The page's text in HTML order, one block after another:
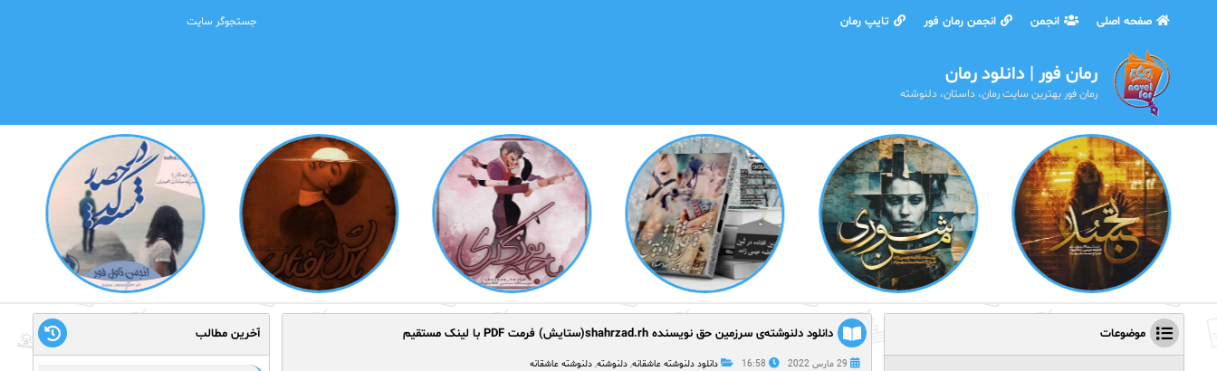
صفحه اصلی انجمن انجمن رمان فور تایپ رمان
رمان فور | دانلود رمان
رمان فور بهترین سایت رمان، داستان، دلنوشته
دانلود دلنوشته‌ی سرزمین حق نویسنده shahrzad.rh(ستایش) فرمت PDF با لینک مستقیم
29 مارس 2022 16:58 دانلود دلنوشته عاشقانه, دلنوشته, دلنوشته عاشقانه
موضوعات آخرین مطالب